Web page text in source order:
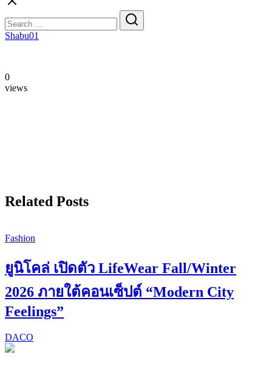
for:
Shabu01
0
views
Related Posts
Fashion
ยูนิโคล่ เปิดตัว LifeWear Fall/Winter
2026 ภายใต้คอนเซ็ปต์ “Modern City
Feelings”
DACO